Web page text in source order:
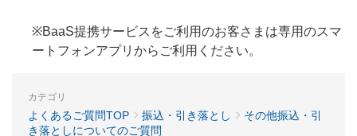
※BaaS提携サービスをご利用のお客さまは専用のスマ
ートフォンアプリからご利用ください。
カテゴリ
よくあるご質問TOP 振込・引き落とし
その他振込・引
き落としについてのご質問